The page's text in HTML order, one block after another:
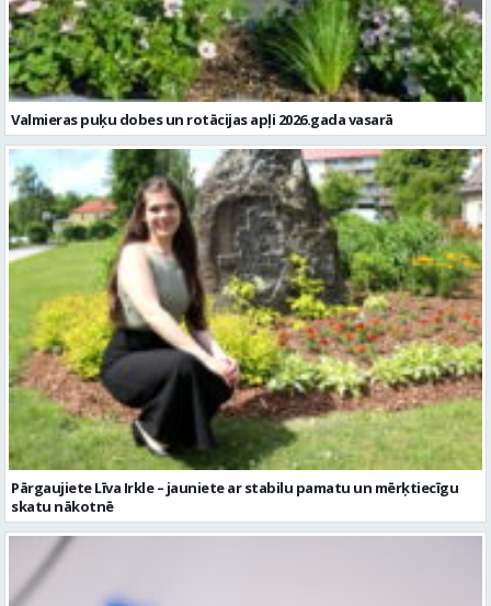
Valmieras puķu dobes un rotācijas apļi 2026.gada vasarā
Pārgaujiete Līva Irkle – jauniete ar stabilu pamatu un mērķtiecīgu
skatu nākotnē